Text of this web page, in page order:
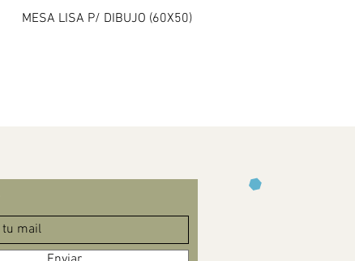
Vista rápida
MESA LISA P/ DIBUJO (60X50)